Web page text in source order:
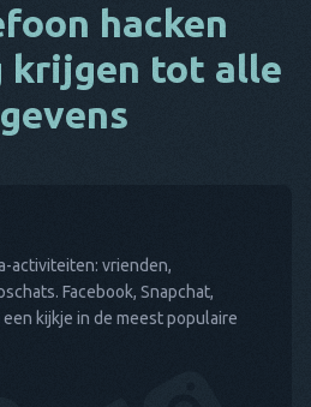
hacken
krijgen tot alle
activiteiten: vrienden,
Facebook, Snapchat,
kijkje in de meest populaire